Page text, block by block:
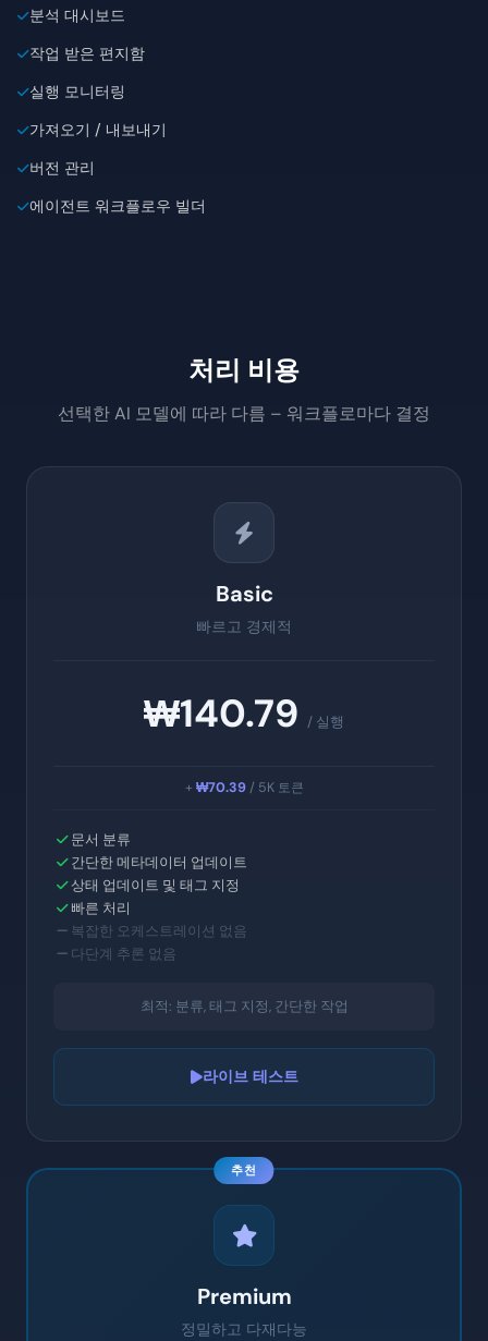
분석 대시보드
작업 받은 편지함
실행 모니터링
가져오기 / 내보내기
버전 관리
에이전트 워크플로우 빌더
처리 비용
선택한 AI 모델에 따라 다름 – 워크플로마다 결정
Basic
빠르고 경제적
₩140.79 / 실행
+ ₩70.39/ 5K 토큰
문서 분류
간단한 메타데이터 업데이트
상태 업데이트 및 태그 지정
빠른 처리
복잡한 오케스트레이션 없음
다단계 추론 없음
최적: 분류, 태그 지정, 간단한 작업
라이브 테스트
추천
Premium
정밀하고 다재다능